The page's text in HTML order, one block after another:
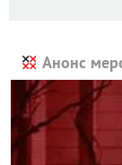
Анонс